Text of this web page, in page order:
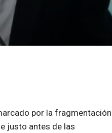
por la fragmentación
justo antes de las